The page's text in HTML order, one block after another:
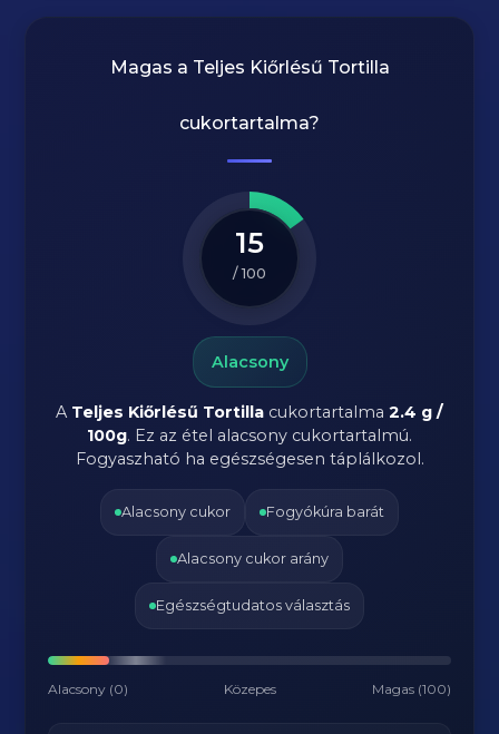
Magas a Teljes Kiőrlésű Tortilla
cukortartalma?
15
/ 100
Alacsony
A Teljes Kiőrlésű Tortilla cukortartalma 2.4 g /
100g. Ez az étel alacsony cukortartalmú.
Fogyaszható ha egészségesen táplálkozol.
Alacsony cukor Fogyókúra barát
Alacsony cukor arány
Egészségtudatos választás
Alacsony (0) Közepes Magas (100)